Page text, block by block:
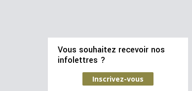
Vous souhaitez recevoir nos
infolettres ?
Inscrivez-vous